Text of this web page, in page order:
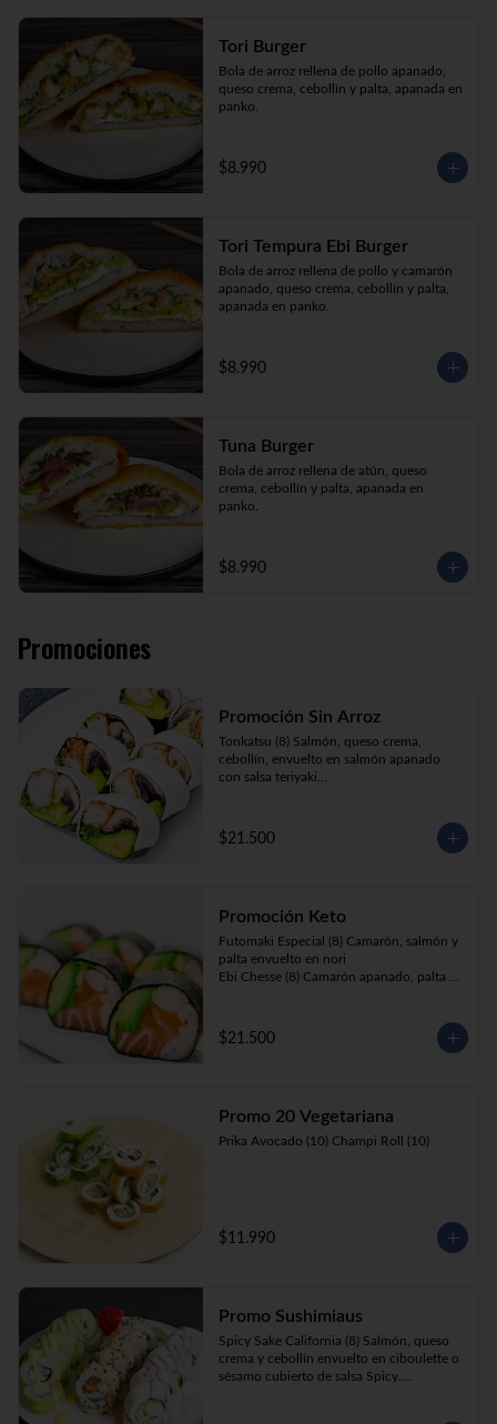
Tori Burger
Bola de arroz rellena de pollo apanado,
queso crema, cebollín y palta, apanada en
panko.
$8.990
Tori Tempura Ebi Burger
Bola de arroz rellena de pollo y camarón
apanado, queso crema, cebollín y palta,
apanada en panko.
$8.990
Tuna Burger
Bola de arroz rellena de atún, queso
crema, cebollín y palta, apanada en
panko.
$8.990
Promociones
Promoción Sin Arroz
Tonkatsu (8) Salmón, queso crema,
cebollín, envuelto en salmón apanado
con salsa teriyaki
Sake Ebi (8) Camarón, salmón, queso
crema y cebollín envuelto en palta.
$21.500
Promoción Keto
Futomaki Especial (8) Camarón, salmón y
palta envuelto en nori
Ebi Chesse (8) Camarón apanado, palta y
Sake Ebi (8) Camarón, salmón, queso
crema y cebollín envuelto en palta.
$21.500
Promo 20 Vegetariana
Prika Avocado (10) Champi Roll (10)
$11.990
Promo Sushimiaus
Spicy Sake California (8) Salmón, queso
crema y cebollín envuelto en ciboulette o
sésamo cubierto de salsa Spicy.